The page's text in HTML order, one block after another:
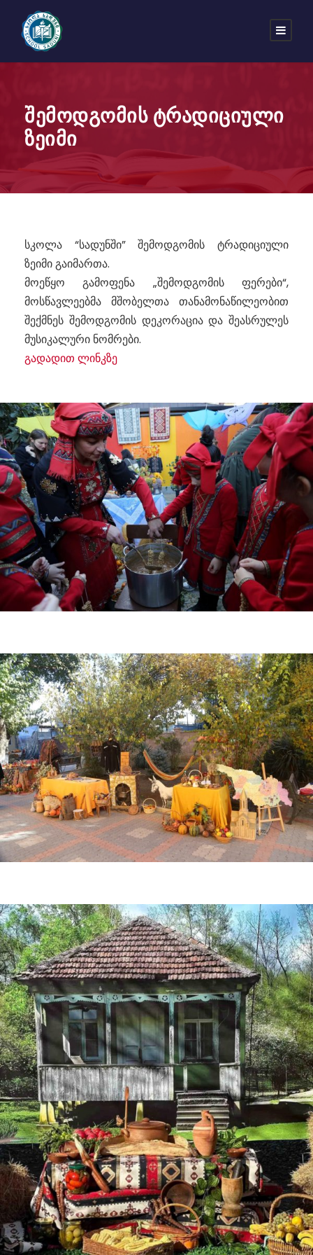
შემოდგომის ტრადიციული
ზეიმი
სკოლა “სადუნში” შემოდგომის ტრადიციული
ზეიმი გაიმართა.
მოეწყო გამოფენა „შემოდგომის ფერები“,
მოსწავლეებმა მშობელთა თანამონაწილეობით
შექმნეს შემოდგომის დეკორაცია და შეასრულეს
მუსიკალური ნომრები.
გადადით ლინკზე